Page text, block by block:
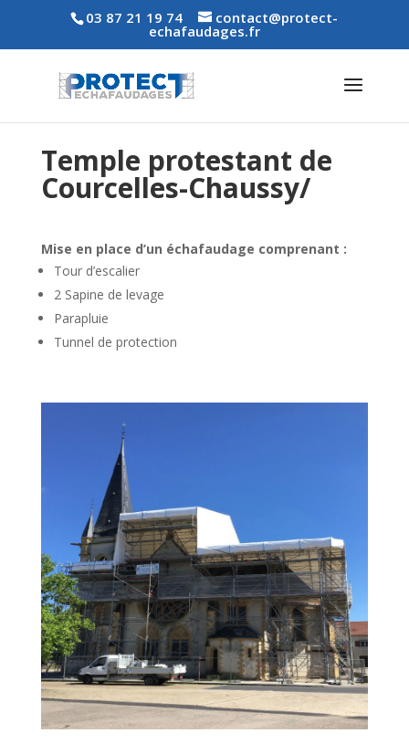
03 87 21 19 74 contact@protect-
echafaudages.fr
Temple protestant de
Courcelles-Chaussy/
Mise en place d’un échafaudage comprenant :
Tour d’escalier
2 Sapine de levage
Parapluie
Tunnel de protection